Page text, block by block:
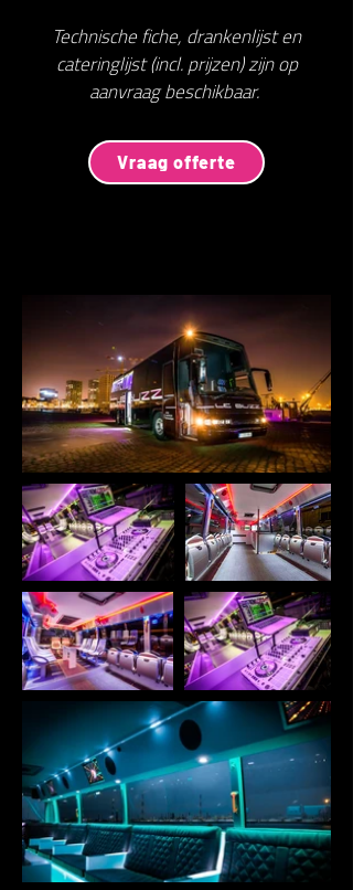
Technische fiche, drankenlijst en
cateringlijst (incl. prijzen) zijn op
aanvraag beschikbaar.
Vraag offerte